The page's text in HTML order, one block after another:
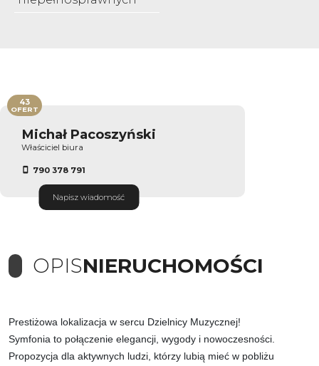
Michał Pacoszyński
Właściciel biura
790 378 791
Napisz wiadomość
43
OFERT
OPISNIERUCHOMOŚCI
Prestiżowa lokalizacja w sercu Dzielnicy Muzycznej!
Symfonia to połączenie elegancji, wygody i nowoczesności.
Propozycja dla aktywnych ludzi, którzy lubią mieć w pobliżu